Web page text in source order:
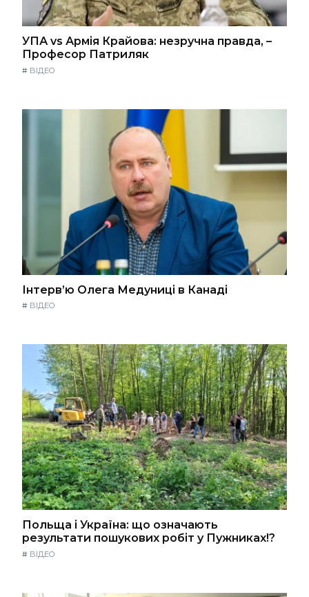
УПА vs Армія Крайова: незручна правда, –
Професор Патриляк
# ВІДЕО
Інтерв’ю Олега Медуниці в Канаді
# ВІДЕО
Польща і Україна: що означають
результати пошукових робіт у Пужниках!?
# ВІДЕО